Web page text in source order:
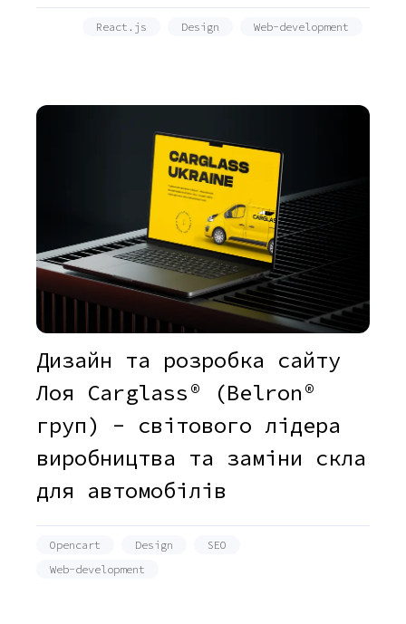
React.js Design Web-development
Дизайн та розробка сайту
Лоя Carglass® (Belron®
груп) - світового лідера
виробництва та заміни скла
для автомобілів
Opencart Design
SEO
Web-development